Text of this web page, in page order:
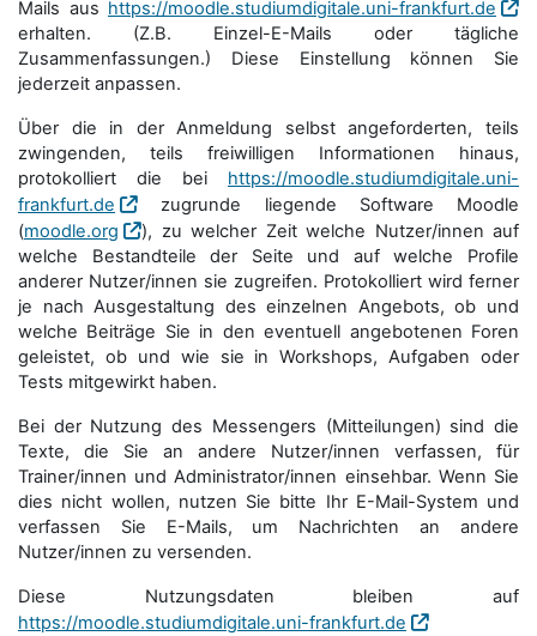
Mails aus https://moodle.studiumdigitale.uni-frankfurt.de
erhalten. (Z.B. Einzel-E-Mails oder tägliche
Zusammenfassungen.) Diese Einstellung können Sie
jederzeit anpassen.
Über die in der Anmeldung selbst angeforderten, teils
zwingenden, teils freiwilligen Informationen hinaus,
protokolliert die bei https://moodle.studiumdigitale.uni-
frankfurt.de
zugrunde liegende Software Moodle
(moodle.org
), zu welcher Zeit welche Nutzer/innen auf
welche Bestandteile der Seite und auf welche Profile
anderer Nutzer/innen sie zugreifen. Protokolliert wird ferner
je nach Ausgestaltung des einzelnen Angebots, ob und
welche Beiträge Sie in den eventuell angebotenen Foren
geleistet, ob und wie sie in Workshops, Aufgaben oder
Tests mitgewirkt haben.
Bei der Nutzung des Messengers (Mitteilungen) sind die
Texte, die Sie an andere Nutzer/innen verfassen, für
Trainer/innen und Administrator/innen einsehbar. Wenn Sie
dies nicht wollen, nutzen Sie bitte Ihr E-Mail-System und
verfassen Sie E-Mails, um Nachrichten an andere
Nutzer/innen zu versenden.
Diese Nutzungsdaten bleiben auf
https://moodle.studiumdigitale.uni-frankfurt.de